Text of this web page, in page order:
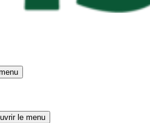
le menu